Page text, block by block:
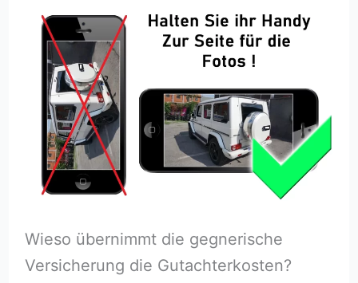
Wieso übernimmt die gegnerische
Versicherung die Gutachterkosten?